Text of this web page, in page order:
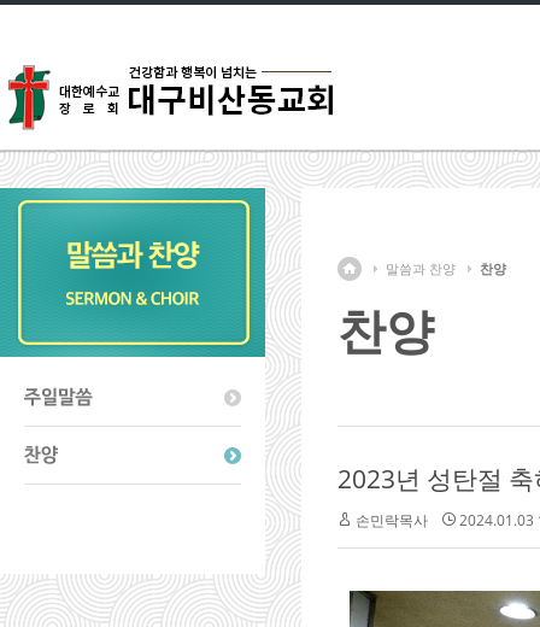
말씀과 찬양 찬양
찬양
2023년 성탄절
손민락목사 2024.01.03